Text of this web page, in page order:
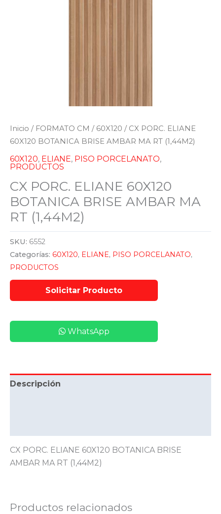
Inicio / FORMATO CM / 60X120 / CX PORC. ELIANE
60X120 BOTANICA BRISE AMBAR MA RT (1,44M2)
60X120, ELIANE, PISO PORCELANATO,
PRODUCTOS
CX PORC. ELIANE 60X120
BOTANICA BRISE AMBAR MA
RT (1,44M2)
SKU: 6552
Categorías: 60X120, ELIANE, PISO PORCELANATO,
PRODUCTOS
WhatsApp
Descripción
CX PORC. ELIANE 60X120 BOTANICA BRISE
AMBAR MA RT (1,44M2)
Productos relacionados